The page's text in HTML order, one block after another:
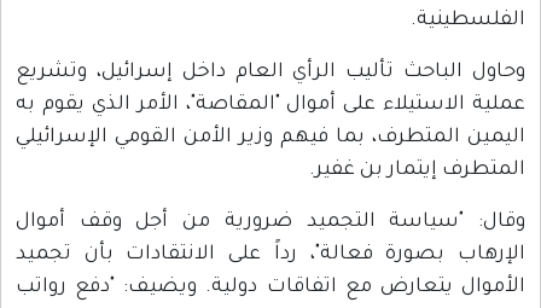
الفلسطينية.
وحاول الباحث تأليب الرأي العام داخل إسرائيل، وتشريع
عملية الاستيلاء على أموال "المقاصة"، الأمر الذي يقوم به
اليمين المتطرف، بما فيهم وزير الأمن القومي الإسرائيلي
المتطرف إيتمار بن غفير.
وقال: "سياسة التجميد ضرورية من أجل وقف أموال
الإرهاب بصورة فعالة"، رداً على الانتقادات بأن تجميد
الأموال يتعارض مع اتفاقات دولية. ويضيف: "دفع رواتب